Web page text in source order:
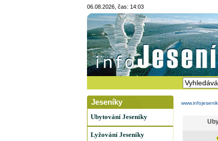
06.08.2026, čas: 14:03
Jeseníky
Ubytování Jeseníky
Lyžování Jeseníky